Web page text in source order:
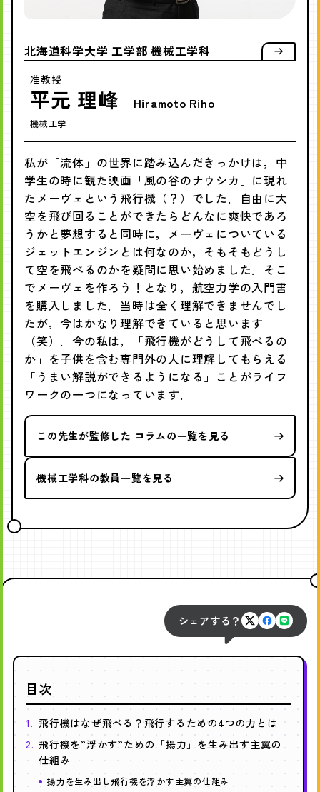
北海道科学大学 工学部 機械工学科
准教授
平元 理峰 Hiramoto Riho
機械工学
私が「流体」の世界に踏み込んだきっかけは，中
学生の時に観た映画「風の谷のナウシカ」に現れ
たメーヴェという飛行機（？）でした．自由に大
空を飛び回ることができたらどんなに爽快であろ
うかと夢想すると同時に，メーヴェについている
ジェットエンジンとは何なのか，そもそもどうし
て空を飛べるのかを疑問に思い始めました．そこ
でメーヴェを作ろう！となり，航空力学の入門書
を購入しました．当時は全く理解できませんでし
たが，今はかなり理解できていると思います
（笑）．今の私は，「飛行機がどうして飛べるの
か」を子供を含む専門外の人に理解してもらえる
「うまい解説ができるようになる」ことがライフ
ワークの一つになっています．
この先生が監修した コラムの一覧を見る
機械工学科の教員一覧を見る
シェアする？
X
シ
ェ
ア
す
る
シ
ェ
ア
す
る
LINE
シ
ェ
ア
す
る
目次
飛行機はなぜ飛べる？飛行するための4つの力とは
飛行機を”浮かす”ための「揚力」を生み出す主翼の
仕組み
揚力を生み出し飛行機を浮かす主翼の仕組み